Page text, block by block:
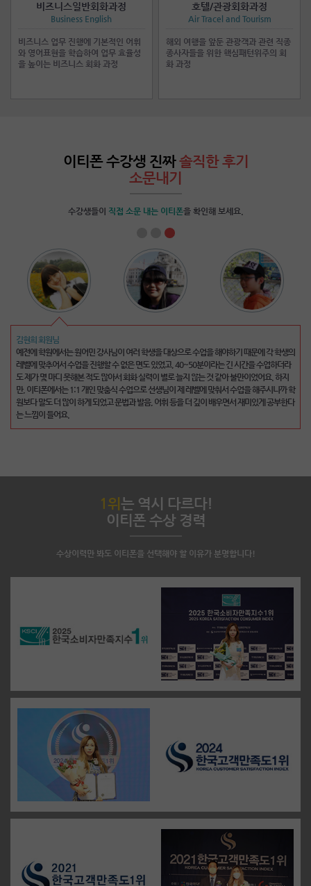
비즈니스일반회화과정
Business English
비즈니스 업무 진행에 기본적인 어휘
와 영어표현을 학습하여 업무 효율성
을 높이는 비즈니스 회화 과정
호텔/관광회화과정
Air Tracel and Tourism
해외 여행을 앞둔 관광객과 관련 직종
종사자들을 위한 핵심패턴위주의 회
화 과정
이티폰 수강생 진짜솔직한 후기
소문내기
수강생들이 직접 소문 내는 이티폰을 확인해 보세요.
이명준 회원님
처음에 전화영어라는 새로운 도전을 한다고 했을 때 두려움이 많이 있었지만, 친절한 강사님
덕분에 많이 배우게 된 것 같습니다. 물론 아직 많이 부족하여 다음 달도 진행해야겠지만 항상
친절하게 대해주시는 강사님들께 고맙다는 말씀을 드리고 싶네요. 제가 할 말을 찾지 못해 머
뭇거릴 때마다 용기를 주시고 적절한 어휘를 찾아 알려주셔서 도움이 많이 되었어요. 특히 처
음 시작하는 저같은 분들은 영어로만 수업한다는게 쉽지 않은데 이티폰 강사님들은 친절하게
도와주시기 때문에 두려움 없이 용기내서 영어공부를 계속해 나갈 수 있는 것 같아요.
김현희 회원님
예전에 학원에서는 원어민 강사님이 여러 학생을 대상으로 수업을 해야하기 때문에 각 학생의
레벨에 맞추어서 수업을 진행할 수 없은 면도 있었고, 40~50분이라는 긴 시간을 수업하더라
도 제가 몇 마디 못해본 적도 많아서 회화 실력이 별로 늘지 않는 것 같아 불만이었어요. 하지
만, 이티폰에서는 1:1 개인 맞춤식 수업으로 선생님이 제 레벨에 맞춰서 수업을 해주시니까 학
원보다 말도 더 많이 하게 되었고 문법과 발음, 어휘 등을 더 깊이 배우면서 재미있게 공부한다
는 느낌이 들어요.
1위 는 역시 다르다!
이티폰 수상 경력
수상이력만 봐도 이티폰을 선택해야 할 이유가 분명합니다!